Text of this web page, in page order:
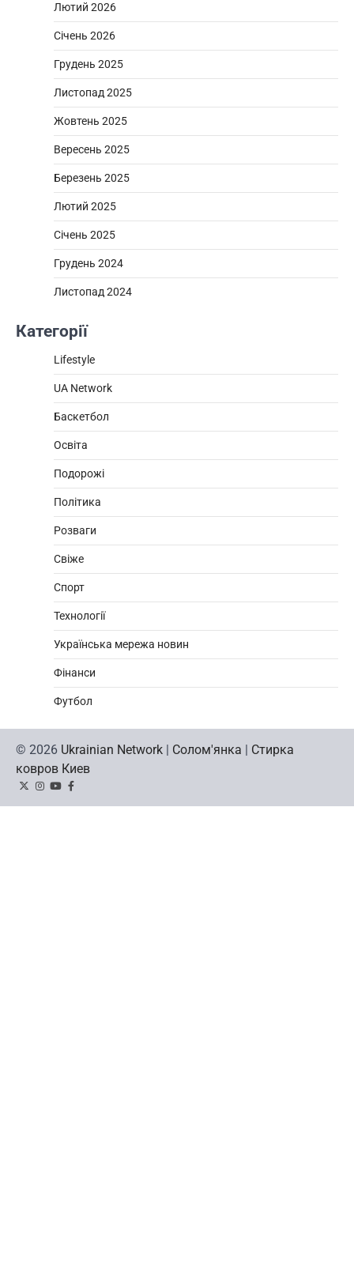
Лютий 2026
Січень 2026
Грудень 2025
Листопад 2025
Жовтень 2025
Вересень 2025
Березень 2025
Лютий 2025
Січень 2025
Грудень 2024
Листопад 2024
Категорії
Lifestyle
UA Network
Баскетбол
Освіта
Подорожі
Політика
Розваги
Свіже
Спорт
Технології
Українська мережа новин
Фінанси
Футбол
© 2026 Ukrainian Network | Солом'янка | Стирка
ковров Киев
TwitterInstagram
YouTubeFacebook